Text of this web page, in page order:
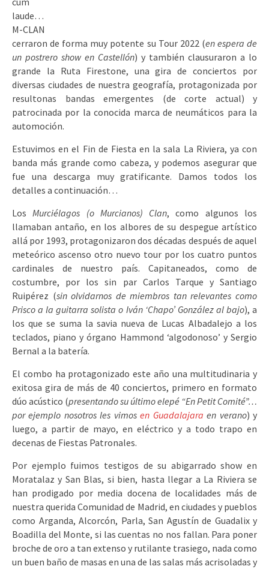
laude…
M-CLAN
cerraron de forma muy potente su Tour 2022 (en espera de
un postrero show en Castellón) y también clausuraron a lo
grande la Ruta Firestone, una gira de conciertos por
diversas ciudades de nuestra geografía, protagonizada por
resultonas bandas emergentes (de corte actual) y
patrocinada por la conocida marca de neumáticos para la
automoción.
Estuvimos en el Fin de Fiesta en la sala La Riviera, ya con
banda más grande como cabeza, y podemos asegurar que
fue una descarga muy gratificante. Damos todos los
detalles a continuación…
LosMurciélagos (o Murcianos) Clan, como algunos los
llamaban antaño, en los albores de su despegue artístico
allá por 1993, protagonizaron dos décadas después de aquel
meteórico ascenso otro nuevo tour por los cuatro puntos
cardinales de nuestro país. Capitaneados, como de
costumbre, por los sin par Carlos Tarque y Santiago
Ruipérez (sin olvidarnos de miembros tan relevantes como
Prisco a la guitarra solista o Iván ‘Chapo’ González al bajo), a
los que se suma la savia nueva de Lucas Albadalejo a los
teclados, piano y órgano Hammond ‘algodonoso’ y Sergio
Bernal a la batería.
El combo ha protagonizado este año una multitudinaria y
exitosa gira de más de 40 conciertos, primero en formato
dúo acústico (presentando su último elepé “En Petit Comité”…
por ejemplo nosotros les vimosen Guadalajara en verano) y
luego, a partir de mayo, en eléctrico y a todo trapo en
decenas de Fiestas Patronales.
Por ejemplo fuimos testigos de su abigarrado show en
Moratalaz y San Blas, si bien, hasta llegar a La Riviera se
han prodigado por media docena de localidades más de
nuestra querida Comunidad de Madrid, en ciudades y pueblos
como Arganda, Alcorcón, Parla, San Agustín de Guadalix y
Boadilla del Monte, si las cuentas no nos fallan. Para poner
broche de oro a tan extenso y rutilante trasiego, nada como
un buen baño de masas en una de las salas más acrisoladas y